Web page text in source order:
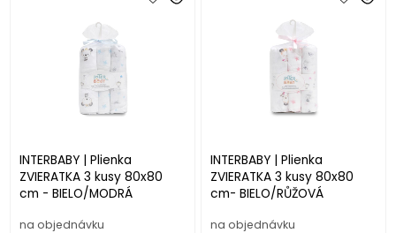
INTERBABY | Plienka
ZVIERATKA 3 kusy 80x80
cm - BIELO/MODRÁ
na objednávku
INTERBABY | Plienka
ZVIERATKA 3 kusy 80x80
cm- BIELO/RŮŽOVÁ
na objednávku